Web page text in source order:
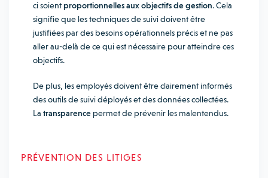
ci soientproportionnelles aux objectifs de gestion. Cela
signifie que les techniques de suivi doivent être
justifiées par des besoins opérationnels précis et ne pas
aller au-delà de ce qui est nécessaire pour atteindre ces
objectifs.
De plus, les employés doivent être clairement informés
des outils de suivi déployés et des données collectées.
La transparence permet de prévenir les malentendus.
PRÉVENTION DES LITIGES